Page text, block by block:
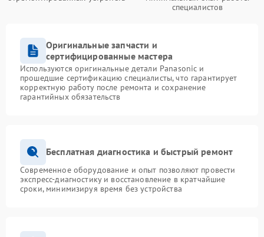
специалистов
Оригинальные запчасти и
сертифицированные мастера
Используются оригинальные детали Panasonic и
прошедшие сертификацию специалисты, что гарантирует
корректную работу после ремонта и сохранение
гарантийных обязательств
Бесплатная диагностика и быстрый ремонт
Современное оборудование и опыт позволяют провести
экспресс-диагностику и восстановление в кратчайшие
сроки, минимизируя время без устройства